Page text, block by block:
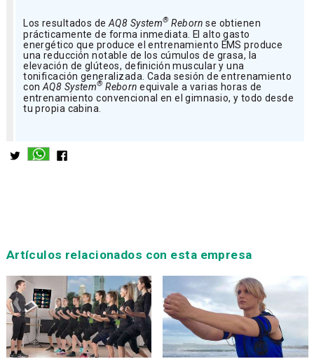
Los resultados de AQ8 System® Reborn se obtienen
prácticamente de forma inmediata. El alto gasto
energético que produce el entrenamiento EMS produce
una reducción notable de los cúmulos de grasa, la
elevación de glúteos, definición muscular y una
tonificación generalizada. Cada sesión de entrenamiento
con AQ8 System® Reborn equivale a varias horas de
entrenamiento convencional en el gimnasio, y todo desde
tu propia cabina.
Artículos relacionados con esta empresa